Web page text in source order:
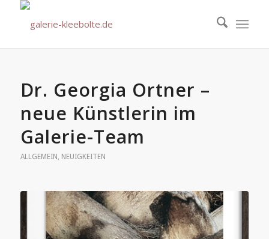
Dr. Georgia Ortner –
neue Künstlerin im
Galerie-Team
ALLGEMEIN , NEUIGKEITEN